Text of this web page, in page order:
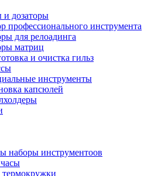
и дозаторы
профессионального инструмента
для релоадинга
матриц
и очистка гильз
инструменты
капсюлей
наборы инструментоов